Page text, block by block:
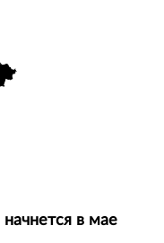
в мае